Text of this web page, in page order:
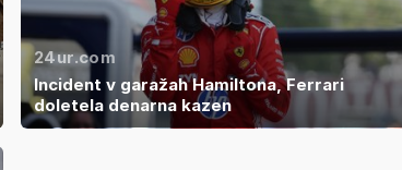
24ur.com
Incident v garažah Hamiltona, Ferrari
doletela denarna kazen